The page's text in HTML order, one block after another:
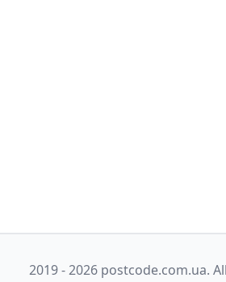
2019 - 2026 postcode.com.ua.